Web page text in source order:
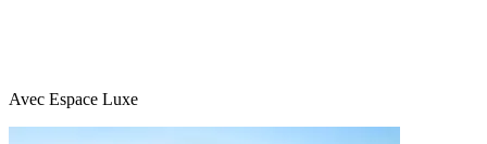
Avec Espace Luxe